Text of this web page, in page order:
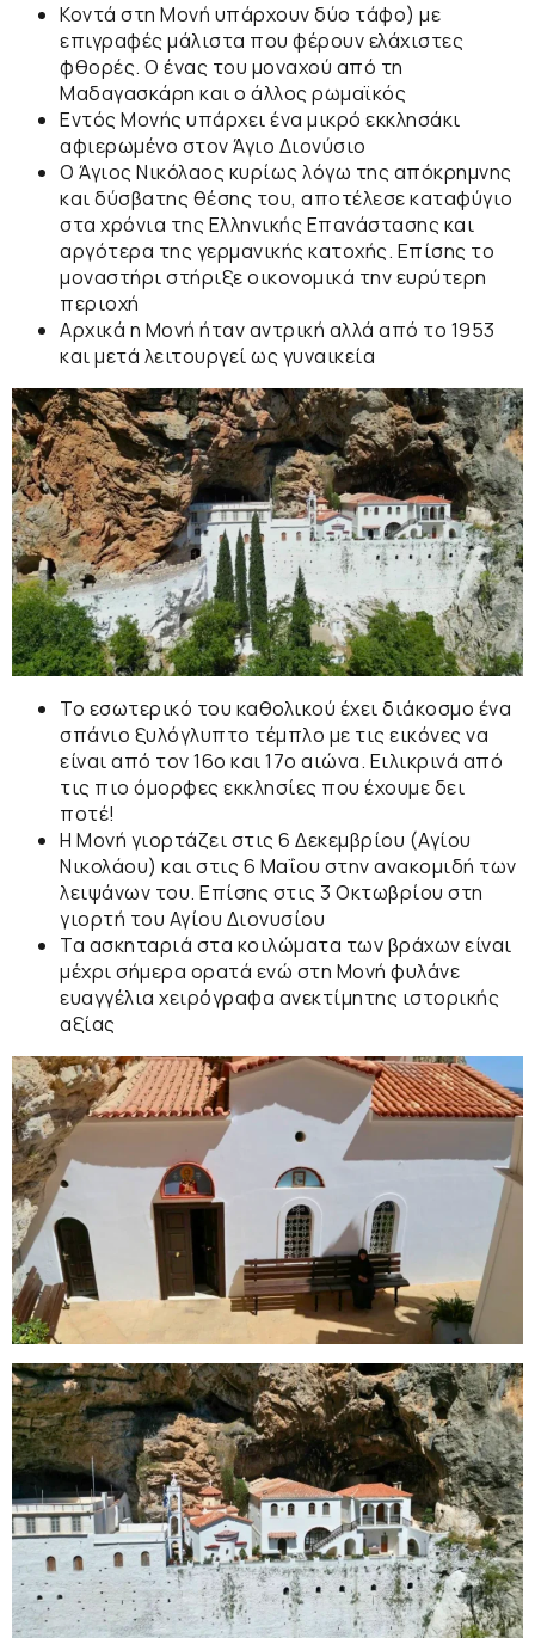
Κοντά στη Μονή υπάρχουν δύο τάφο) με
επιγραφές μάλιστα που φέρουν ελάχιστες
φθορές. Ο ένας του μοναχού από τη
Μαδαγασκάρη και ο άλλος ρωμαϊκός
Εντός Μονής υπάρχει ένα μικρό εκκλησάκι
αφιερωμένο στονΆγιο Διονύσιο
Ο Άγιος Νικόλαος κυρίως λόγω της απόκρημνης
και δύσβατης θέσης του, αποτέλεσεκαταφύγιο
στα χρόνια της Ελληνικής Επανάστασης και
αργότερα της γερμανικής κατοχής. Επίσης το
μοναστήρι στήριξε οικονομικά την ευρύτερη
περιοχή
Αρχικά η Μονή ήταν αντρική αλλά από το 1953
και μετά λειτουργεί ως γυναικεία
Το εσωτερικό του καθολικού έχει διάκοσμο ένα
σπάνιο ξυλόγλυπτο τέμπλο με τις εικόνες να
είναι από τον 16ο και 17ο αιώνα. Ειλικρινά από
τις πιο όμορφες εκκλησίες που έχουμε δει
ποτέ!
Η Μονή γιορτάζει στις 6 Δεκεμβρίου (Αγίου
Νικολάου) και στις 6 Μαΐου στην ανακομιδή των
λειψάνων του. Επίσης στις 3 Οκτωβρίου στη
γιορτή του Αγίου Διονυσίου
Τα ασκηταριά στα κοιλώματα των βράχων είναι
μέχρι σήμερα ορατά ενώ στη Μονή φυλάνε
ευαγγέλια χειρόγραφα ανεκτίμητης ιστορικής
αξίας